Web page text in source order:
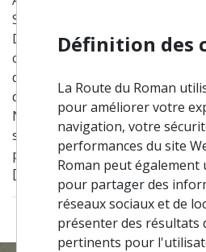
Sanfins", passez par son musée
Découvrez le patrimoine des
citadelle et la collection
dans la municipalité de Paços
de communautés établies dans
Néolithique. Il convient de noter
sculpture d'un guerrier, qui est
protection de la communauté
[fortifications résidentielles
Définition des
La Route du Roman
pour améliorer votre
navigation, votre
performances du site
Roman peut également
pour partager des
réseaux sociaux et de
présenter des résultats
pertinents pour